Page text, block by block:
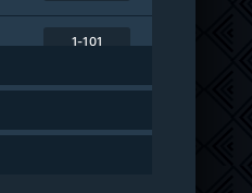
1-101
1-8 серия